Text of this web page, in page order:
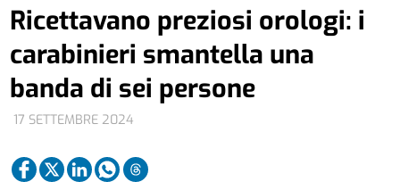
17 SETTEMBRE 2024
Ricettavano preziosi orologi: i
carabinieri smantella una
banda di sei persone